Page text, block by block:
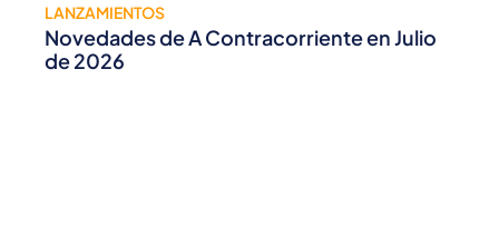
LANZAMIENTOS
Novedades de A Contracorriente en Julio
de 2026